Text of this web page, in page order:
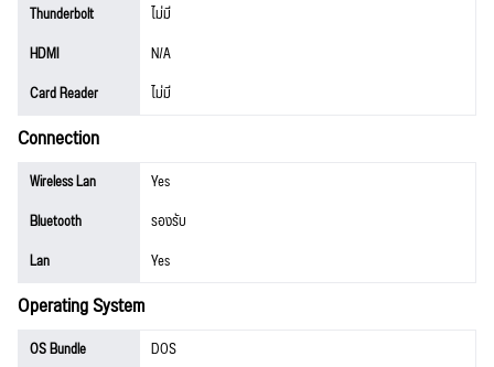
Thunderbolt
ไม่มี
HDMI
N/A
Card Reader
ไม่มี
Connection
Wireless Lan
Yes
Bluetooth
รองรับ
Lan
Yes
Operating System
OS Bundle DOS